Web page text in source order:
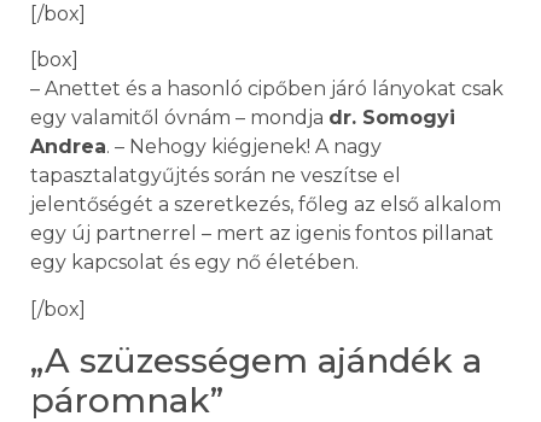
[/box]
[box]
– Anettet és a hasonló cipőben járó lányokat csak
egy valamitől óvnám – mondja dr. Somogyi
Andrea. – Nehogy kiégjenek! A nagy
tapasztalatgyűjtés során ne veszítse el
jelentőségét a szeretkezés, főleg az első alkalom
egy új partnerrel – mert az igenis fontos pillanat
egy kapcsolat és egy nő életében.
[/box]
„A szüzességem ajándék a
páromnak”